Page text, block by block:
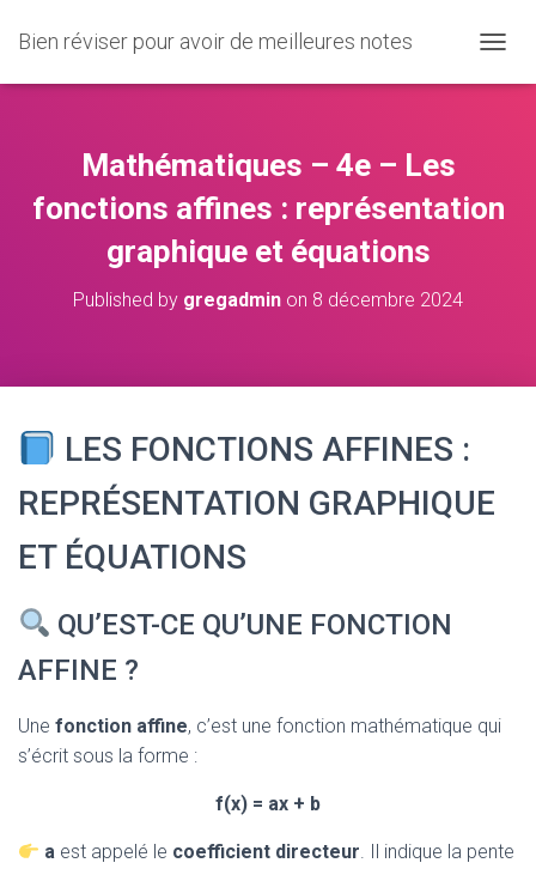
Bien réviser pour avoir de meilleures notes
U
F
G
A
Mathématiques – 4e – Les
fonctions affines : représentation
graphique et équations
Published by gregadmin on 8 décembre 2024
LES FONCTIONS AFFINES :
REPRÉSENTATION GRAPHIQUE
ET ÉQUATIONS
QU’EST-CE QU’UNE FONCTION
AFFINE ?
Une fonction affine, c’est une fonction mathématique qui
s’écrit sous la forme :
f(x) = ax + b
a est appelé le coefficient directeur. Il indique la pente